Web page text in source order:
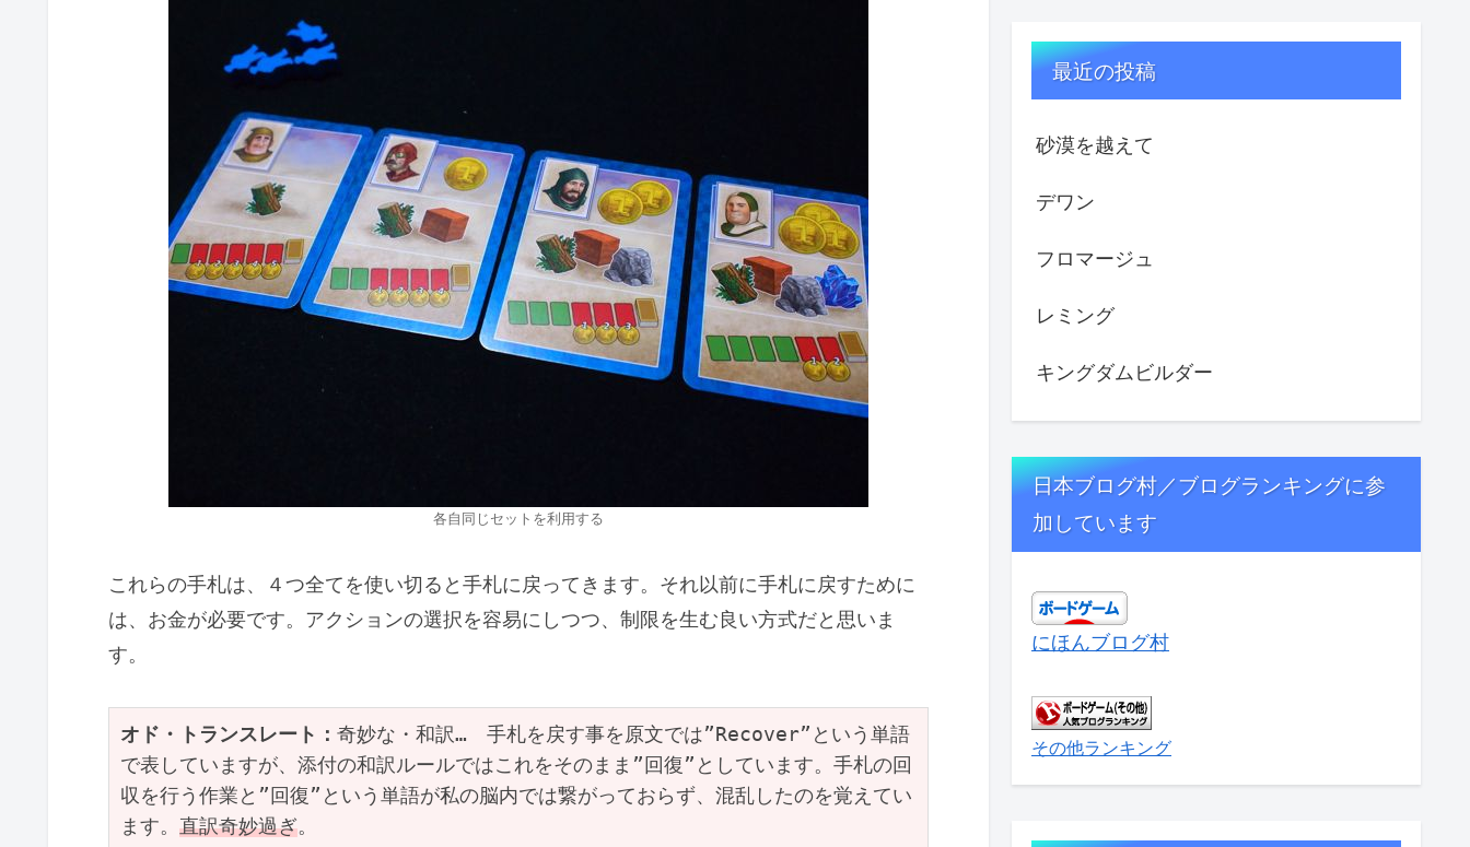
各自同じセットを利用する
これらの手札は、４つ全てを使い切ると手札に戻ってきます。それ以前に手札に戻すために
は、お金が必要です。アクションの選択を容易にしつつ、制限を生む良い方式だと思いま
す。
オド・トランスレート： 奇妙な・和訳…　手札を戻す事を原文では”Recover”という単語
で表していますが、添付の和訳ルールではこれをそのまま”回復”としています。手札の回
収を行う作業と”回復”という単語が私の脳内では繋がっておらず、混乱したのを覚えてい
ます。 直訳奇妙過ぎ。
最近の投稿
砂漠を越えて
デワン
フロマージュ
レミング
キングダムビルダー
日本ブログ村／ブログランキングに参
加しています
にほんブログ村
その他ランキング